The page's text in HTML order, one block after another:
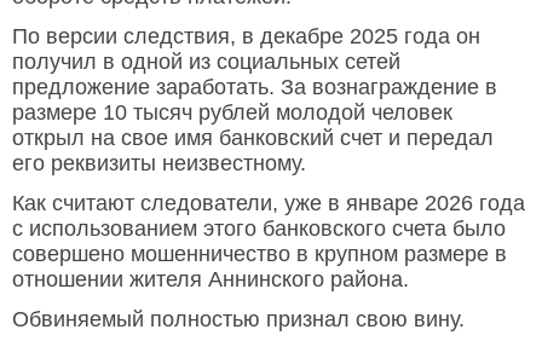
По версии следствия, в декабре 2025 года он
получил в одной из социальных сетей
предложение заработать. За вознаграждение в
размере 10 тысяч рублей молодой человек
открыл на свое имя банковский счет и передал
его реквизиты неизвестному.
Как считают следователи, уже в январе 2026 года
с использованием этого банковского счета было
совершено мошенничество в крупном размере в
отношении жителя Аннинского района.
Обвиняемый полностью признал свою вину.